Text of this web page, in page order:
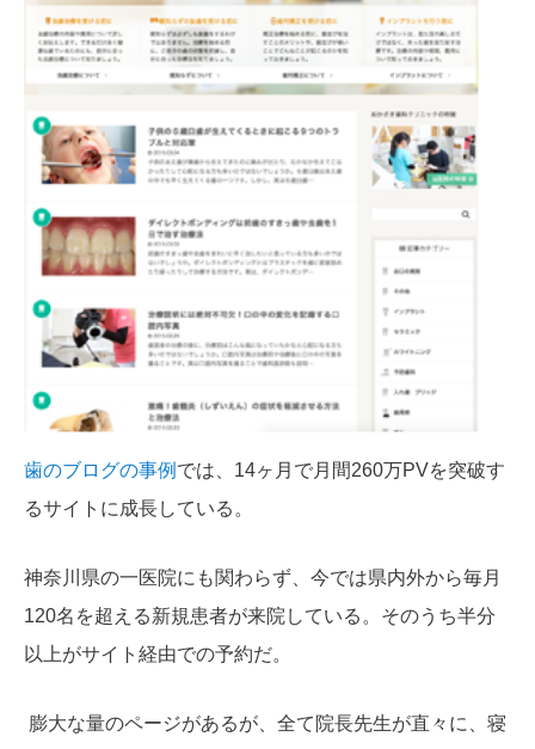
歯のブログの事例 では、14ヶ月で月間260万PVを突破す
るサイトに成長している。
神奈川県の一医院にも関わらず、今では県内外から毎月
120名を超える新規患者が来院している。そのうち半分
以上がサイト経由での予約だ。
膨大な量のページがあるが、全て院長先生が直々に、寝